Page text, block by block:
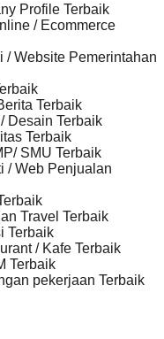
Profile Terbaik
/ Ecommerce
/ Website Pemerintahan
Terbaik
Desain Terbaik
Terbaik
SMU Terbaik
/ Web Penjualan
Travel Terbaik
Terbaik
/ Kafe Terbaik
Terbaik
pekerjaan Terbaik